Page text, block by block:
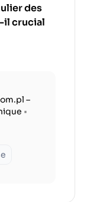
des
il crucial
–
•